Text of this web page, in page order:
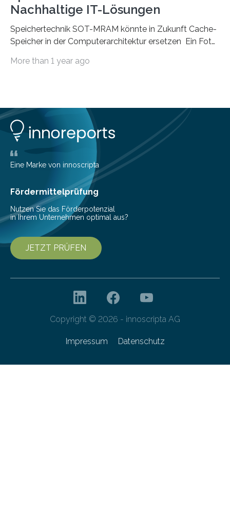
Nachhaltige IT-Lösungen
Speichertechnik SOT-MRAM könnte in Zukunft Cache-
Speicher in der Computerarchitektur ersetzen Ein Foto,
Hochgeladene Medien landen in riesigen Cloud-
weltweiten Gesamtenergieverbrauchs, was 200
Terawattstunden Strom pro Jahr entspricht. Dieser
immense Energiebedarf hat Wissenschaftlerinnen und
Wissenschaftler dazu veranlasst, innovative Wege zur
Senkung des Energieverbrauchs zu erforschen. Neuer
Ansatz für Smartphones und Supercomputer
gleichermaßen geeignet…
More than 1 year ago
Eine Marke von innoscripta
Fördermittelprüfung
Nutzen Sie das Förderpotenzial
in Ihrem Unternehmen optimal aus?
JETZT PRÜFEN
Copyright © 2026 - innoscripta AG
Impressum Datenschutz